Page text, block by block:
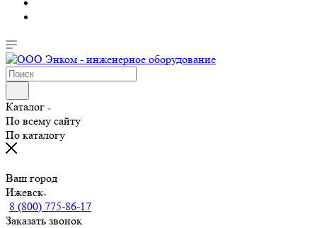
Каталог
По всему сайту
По каталогу
Ваш город
Ижевск
8 (800) 775-86-17
Заказать звонок